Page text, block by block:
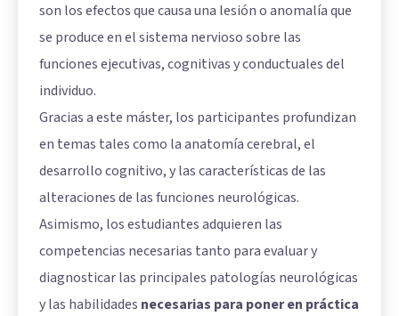
son los efectos que causa una lesión o anomalía que
se produce en el sistema nervioso sobre las
funciones ejecutivas, cognitivas y conductuales del
individuo.
Gracias a este máster, los participantes profundizan
en temas tales como la anatomía cerebral, el
desarrollo cognitivo, y las características de las
alteraciones de las funciones neurológicas.
Asimismo, los estudiantes adquieren las
competencias necesarias tanto para evaluar y
diagnosticar las principales patologías neurológicas
y las habilidades necesarias para poner en práctica